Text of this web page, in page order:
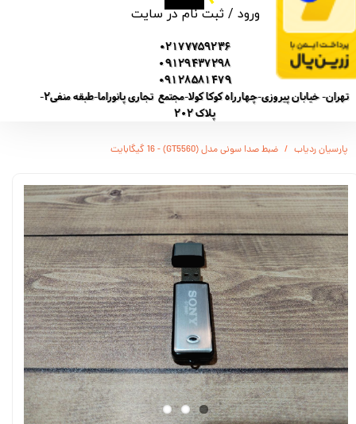
ورود /ثبت نام در سایت
02177759236
09129437298
09128581479
تهران- خیابان پیروزی-چهارراه کوکا کولا-مجتمع تجاری پانوراما-طبقه منفی2-
پلاک 202
پارسیان ردیاب ضبط صدا سونی مدل (GT5560) - 16 گیگابایت